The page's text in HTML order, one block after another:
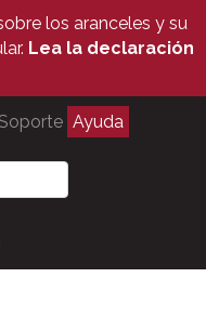
los aranceles y su
Lea la declaración
Soporte Ayuda